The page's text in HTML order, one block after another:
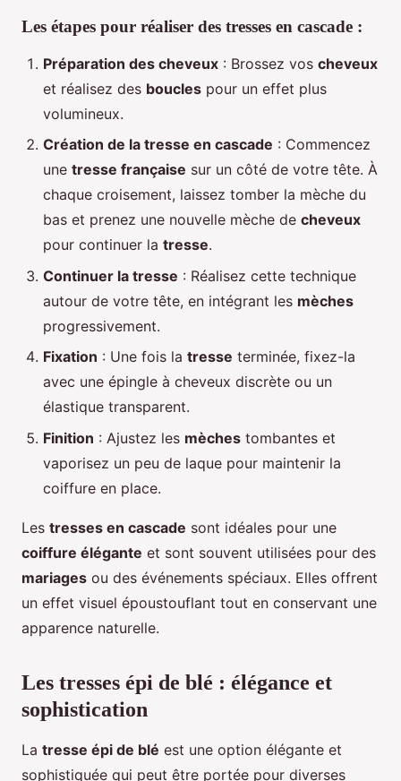
Les étapes pour réaliser des tresses en cascade :
Préparation des cheveux : Brossez vos cheveux
et réalisez des boucles pour un effet plus
volumineux.
Création de la tresse en cascade : Commencez
une tresse française sur un côté de votre tête. À
chaque croisement, laissez tomber la mèche du
bas et prenez une nouvelle mèche de cheveux
pour continuer la tresse.
Continuer la tresse : Réalisez cette technique
autour de votre tête, en intégrant les mèches
progressivement.
Fixation : Une fois la tresse terminée, fixez-la
avec une épingle à cheveux discrète ou un
élastique transparent.
Finition : Ajustez les mèches tombantes et
vaporisez un peu de laque pour maintenir la
coiffure en place.
Les tresses en cascade sont idéales pour une
coiffure élégante et sont souvent utilisées pour des
mariages ou des événements spéciaux. Elles offrent
un effet visuel époustouflant tout en conservant une
apparence naturelle.
Les tresses épi de blé : élégance et
sophistication
La tresse épi de blé est une option élégante et
sophistiquée qui peut être portée pour diverses